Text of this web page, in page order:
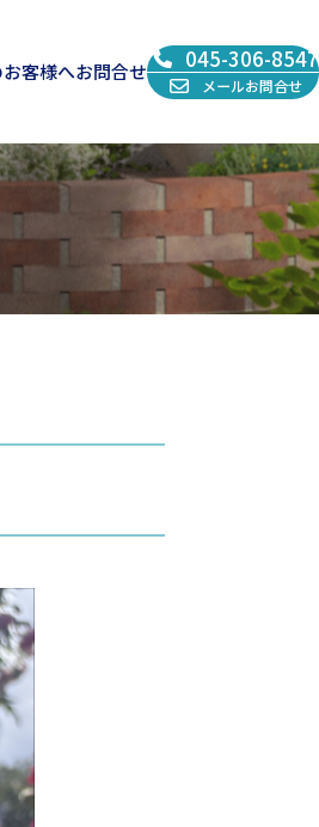
客様へお問合せ 045-306-8547
メールお問合せ